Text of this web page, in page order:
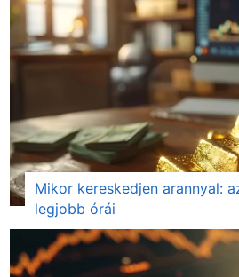
Mikor kereskedjen arannyal:
legjobb órái